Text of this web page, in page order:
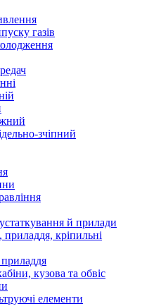
газів
зчіпний
й прилади
приладдя, кріпильні
приладдя
кузова та обвіс
елементи